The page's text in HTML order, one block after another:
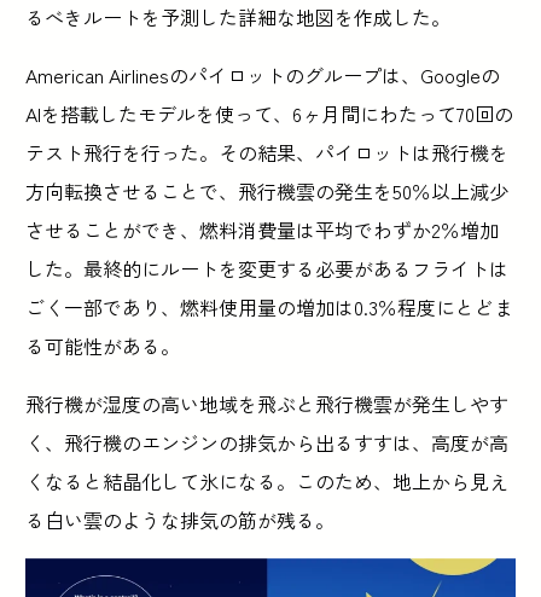
るべきルートを予測した詳細な地図を作成した。
American Airlinesのパイロットのグループは、Googleの
AIを搭載したモデルを使って、6ヶ月間にわたって70回の
テスト飛行を行った。その結果、パイロットは飛行機を
方向転換させることで、飛行機雲の発生を50％以上減少
させることができ、燃料消費量は平均でわずか2％増加
した。最終的にルートを変更する必要があるフライトは
ごく一部であり、燃料使用量の増加は0.3％程度にとどま
る可能性がある。
飛行機が湿度の高い地域を飛ぶと飛行機雲が発生しやす
く、飛行機のエンジンの排気から出るすすは、高度が高
くなると結晶化して氷になる。このため、地上から見え
る白い雲のような排気の筋が残る。